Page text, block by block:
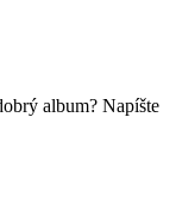
album? Napíšte